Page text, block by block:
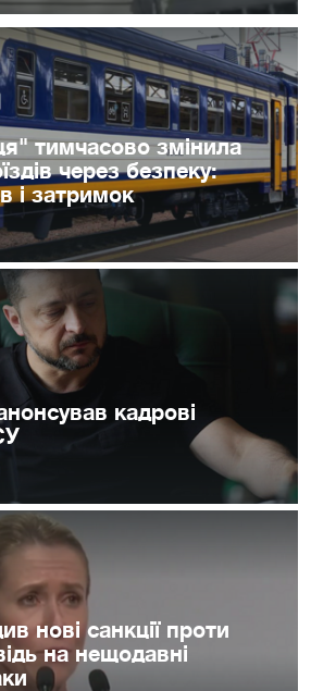
тимчасово змінила
через безпеку:
і затримок
кадрові
нові санкції проти
на нещодавні